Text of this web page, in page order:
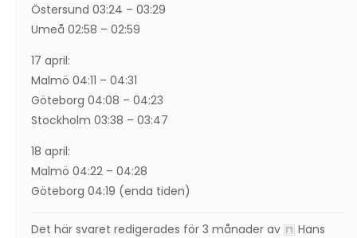
Östersund 03:24 – 03:29
Umeå 02:58 – 02:59
17 april:
Malmö 04:11 – 04:31
Göteborg 04:08 – 04:23
Stockholm 03:38 – 03:47
18 april:
Malmö 04:22 – 04:28
Göteborg 04:19 (enda tiden)
Det här svaret redigerades för 3 månader av
Hans